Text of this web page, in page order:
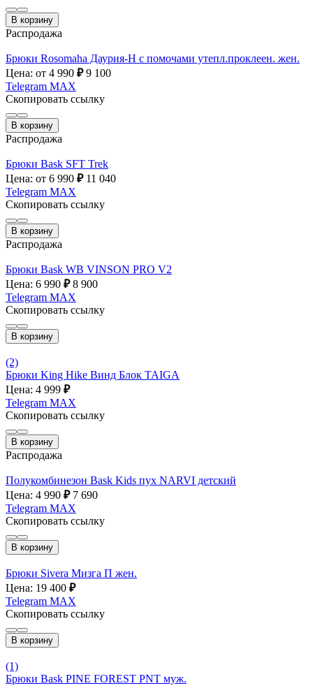
В корзину
Распродажа
Брюки Rosomaha Даурия-Н с помочами утепл.проклеен. жен.
Цена: от 4 990 ₽ 9 100
Telegram MAX
Скопировать ссылку
В корзину
Распродажа
Брюки Bask SFT Trek
Цена: от 6 990 ₽ 11 040
Telegram MAX
Скопировать ссылку
В корзину
Распродажа
Брюки Bask WB VINSON PRO V2
Цена: 6 990 ₽ 8 900
Telegram MAX
Скопировать ссылку
В корзину
(2)
Брюки King Hike Винд Блок TAIGA
Цена: 4 999 ₽
Telegram MAX
Скопировать ссылку
В корзину
Распродажа
Полукомбинезон Bask Kids пух NARVI детский
Цена: 4 990 ₽ 7 690
Telegram MAX
Скопировать ссылку
В корзину
Брюки Sivera Мизга П жен.
Цена: 19 400 ₽
Telegram MAX
Скопировать ссылку
В корзину
(1)
Брюки Bask PINE FOREST PNT муж.